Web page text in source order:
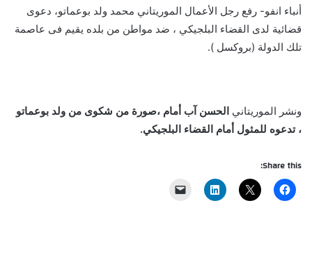
أنباء انفو- رفع رجل الأعمال الموريتاني محمد ولد بوعماتو، دعوى
قضائية لدى القضاء البلجيكي ، ضد مواطن من بلده يقيم فى عاصمة
تلك الدولة (بروكسل ).
ونشر الموريتاني الحسن آب أمام ،صورة من شكوى من ولد بوعماتو
، تدعوه للمثول أمام القضاء البلجيكي.
Share this: